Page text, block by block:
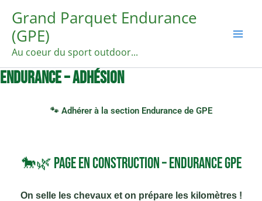
contenu
Grand Parquet Endurance
(GPE)
Au coeur du sport outdoor...
Endurance – Adhésion
🐾 Adhérer à la section Endurance de GPE
🐎🌿 Page en construction – Endurance GPE
On selle les chevaux et on prépare les kilomètres !